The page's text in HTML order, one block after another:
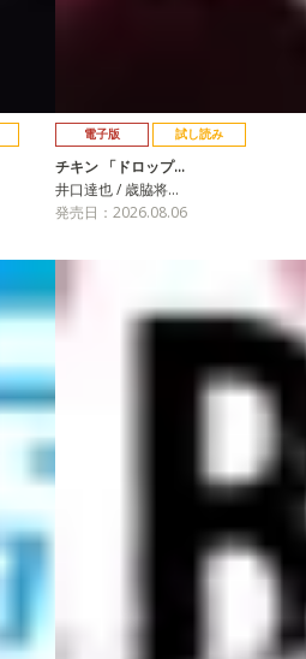
電子版 試し読み
チキン 「ドロップ…
井口達也 / 歳脇将…
発売日：2026.08.06